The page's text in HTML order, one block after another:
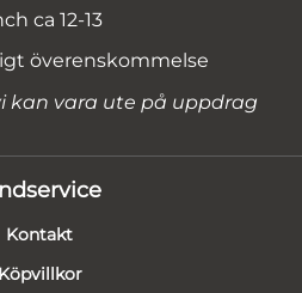
ca 12-13
överenskommelse
kan vara ute på uppdrag
Kontakt
Köpvillkor